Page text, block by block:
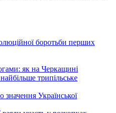
боротьби перших
як на Черкащині
трипільське
Української